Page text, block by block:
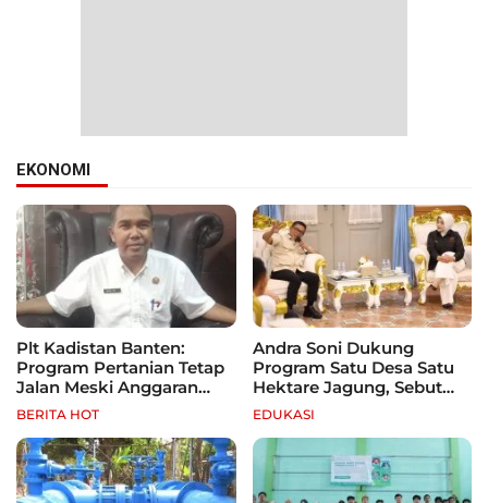
EKONOMI
Plt Kadistan Banten:
Program Pertanian Tetap
Jalan Meski Anggaran
Terbatas, Fokus Jagung
BERITA HOT
Andra Soni Dukung
Program Satu Desa Satu
Hektare Jagung, Sebut
Banten Punya Peluang
EDUKASI